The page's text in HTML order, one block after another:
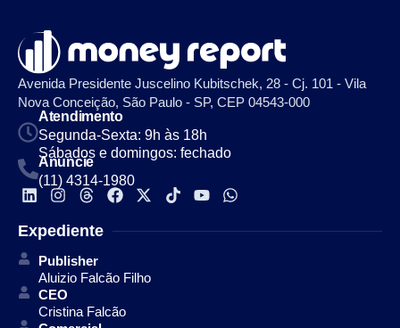
Avenida Presidente Juscelino Kubitschek, 28 - Cj. 101 - Vila
Nova Conceição, São Paulo - SP, CEP 04543-000
Atendimento
Segunda-Sexta: 9h às 18h
Sábados e domingos: fechado
Anuncie
(11) 4314-1980
Expediente
Publisher
Aluizio Falcão Filho
CEO
Cristina Falcão